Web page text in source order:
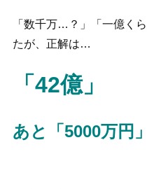
「数千万…？」「一億く
たが、正解は…
「42億」
あと「5000万円」